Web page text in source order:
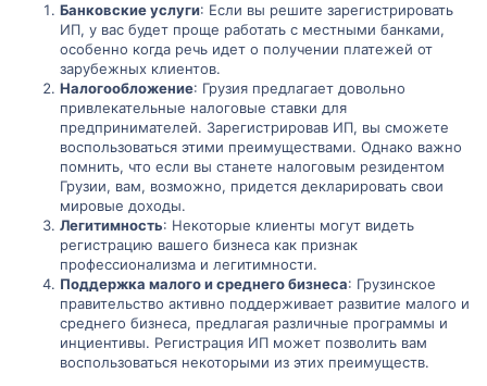
Банковские услуги: Если вы решите зарегистрировать
ИП, у вас будет проще работать с местными банками,
особенно когда речь идет о получении платежей от
зарубежных клиентов.
Налогообложение: Грузия предлагает довольно
привлекательные налоговые ставки для
предпринимателей. Зарегистрировав ИП, вы сможете
воспользоваться этими преимуществами. Однако важно
помнить, что если вы станете налоговым резидентом
Грузии, вам, возможно, придется декларировать свои
мировые доходы.
Легитимность: Некоторые клиенты могут видеть
регистрацию вашего бизнеса как признак
профессионализма и легитимности.
Поддержка малого и среднего бизнеса: Грузинское
правительство активно поддерживает развитие малого и
среднего бизнеса, предлагая различные программы и
инциентивы. Регистрация ИП может позволить вам
воспользоваться некоторыми из этих преимуществ.